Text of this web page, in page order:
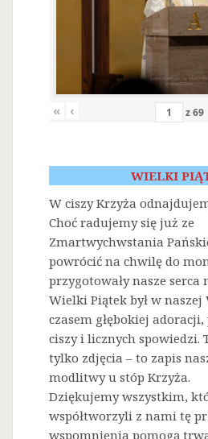
« ‹ z69
WIELKI
W ciszy Krzyża
Choć radujemy się już ze
Zmartwychwstania
powrócić na chwilę do
przygotowały nasze serca
Wielki Piątek był w naszej
czasem głębokiej
ciszy i licznych spowiedzi.
tylko zdjęcia – to zapis
modlitwy u stóp Krzyża.
Dziękujemy wszystkim,
współtworzyli z nami tę
wspomnienia pomogą